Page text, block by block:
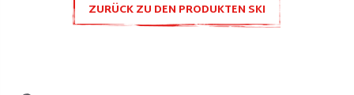
ZURÜCK ZU DEN PRODUKTEN SKI